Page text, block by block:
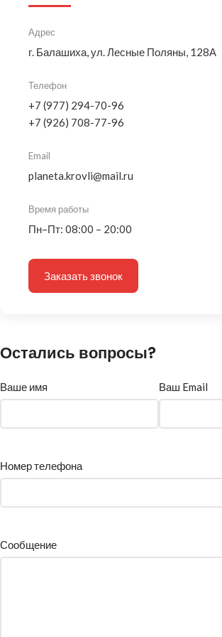
Адрес
г. Балашиха, ул. Лесные Поляны, 128А
Телефон
+7 (977) 294-70-96
+7 (926) 708-77-96
Email
planeta.krovli@mail.ru
Время работы
Пн–Пт: 08:00 – 20:00
Заказать звонок
Остались вопросы?
Ваше имя Ваш Email
Номер телефона
Сообщение